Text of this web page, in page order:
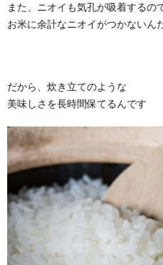
また、ニオイも気孔が吸着するの
お米に余計なニオイがつかないん
だから、炊き立てのような
美味しさを長時間保てるんです